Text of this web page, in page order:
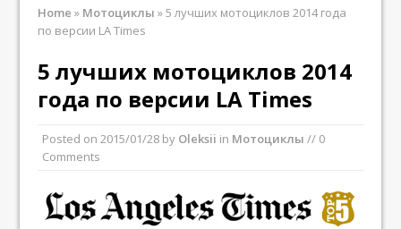
Home » Мотоциклы »5 лучших мотоциклов 2014 года
по версии LA Times
5 лучших мотоциклов 2014
года по версии LA Times
Posted on 2015/01/28 by Oleksii in Мотоциклы // 0
Comments